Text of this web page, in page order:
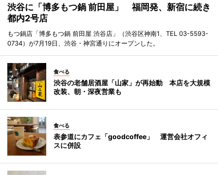
渋谷に「博多もつ鍋 前田屋」 福岡発、新宿に続き
都内2号店
もつ鍋店「博多もつ鍋 前田屋 渋谷店」（渋谷区神南1、TEL 03-5593-
0734）が7月19日、渋谷・神宮通りにオープンした。
食べる
渋谷の老舗居酒屋「山家」が再始動 本店を大規模
改装、朝・深夜営業も
食べる
表参道にカフェ「goodcoffee」 運営会社オフィ
スに併設